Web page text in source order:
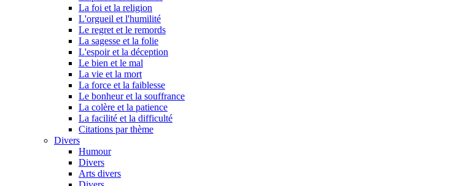
La foi et la religion
L'orgueil et l'humilité
Le regret et le remords
La sagesse et la folie
L'espoir et la déception
Le bien et le mal
La vie et la mort
La force et la faiblesse
Le bonheur et la souffrance
La colère et la patience
La facilité et la difficulté
Citations par thème
Divers
Humour
Divers
Arts divers